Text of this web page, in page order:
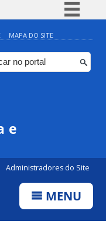
Simplifique!
Comunica BR
Participe
MAPA DO SITE
e
Administradores do Site
MENU